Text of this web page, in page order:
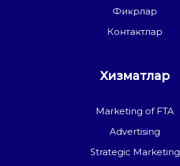
Фикрлар
Контактлар
Хизматлар
Marketing of FTA
Advertising
Strategic Marketing